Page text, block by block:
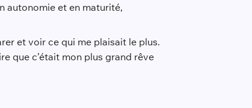
autonomie et en maturité,
et voir ce qui me plaisait le plus.
que c’était mon plus grand rêve